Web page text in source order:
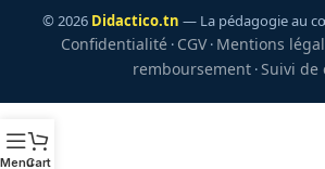
© 2026 Didactico.tn — La pédagogie au
Confidentialité · CGV· Mentions
remboursement·Suivi de
MenuCart